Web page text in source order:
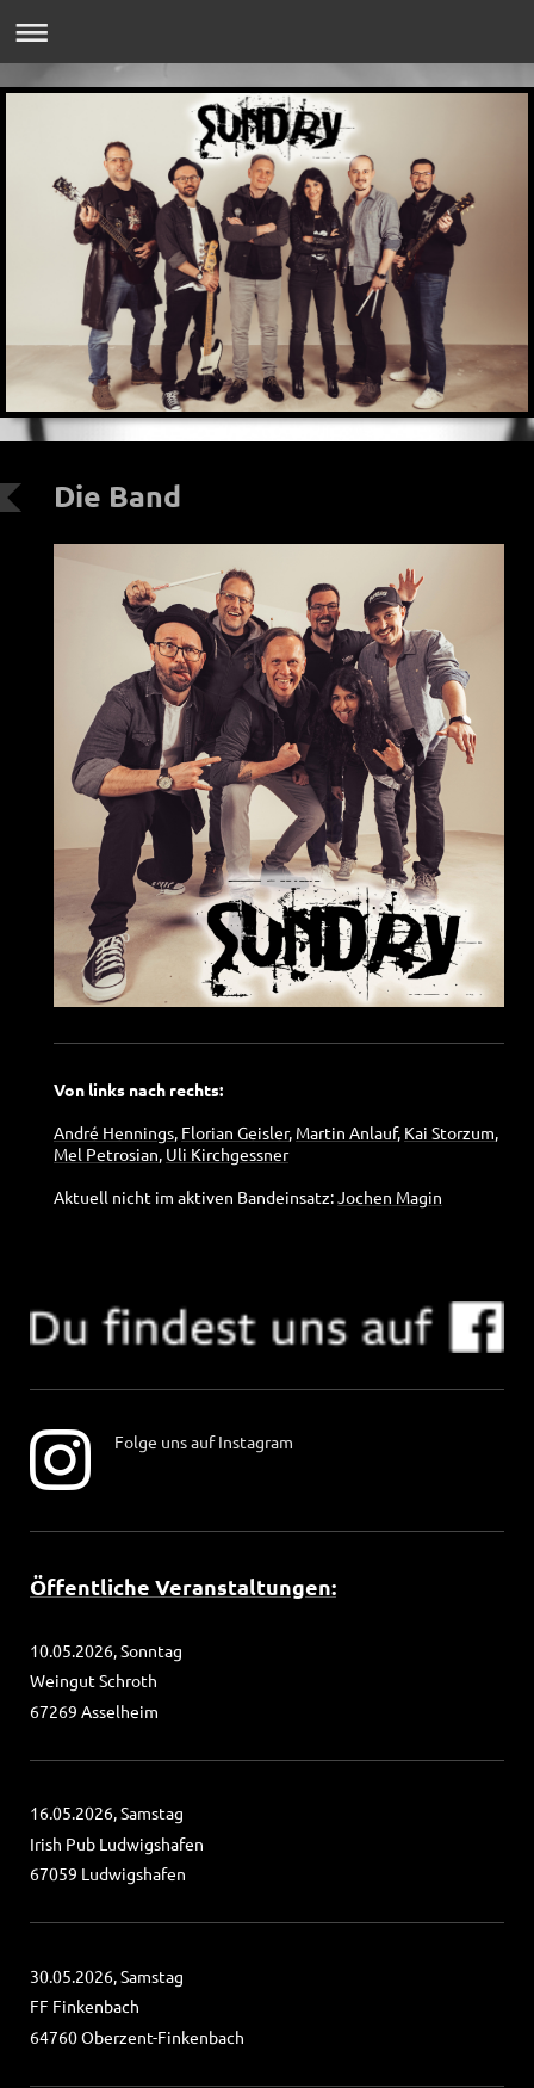
Die Band
Von links nach rechts:
André Hennings, Florian Geisler, Martin Anlauf, Kai Storzum,
Mel Petrosian, Uli Kirchgessner
Aktuell nicht im aktiven Bandeinsatz:Jochen Magin
Folge uns auf Instagram
Öffentliche Veranstaltungen:
10.05.2026, Sonntag
Weingut Schroth
67269 Asselheim
16.05.2026, Samstag
Irish Pub Ludwigshafen
67059 Ludwigshafen
30.05.2026, Samstag
FF Finkenbach
64760 Oberzent-Finkenbach